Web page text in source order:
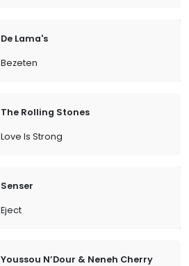
De Lama's
Bezeten
The Rolling Stones
Love Is Strong
Senser
Eject
Youssou N’Dour & Neneh Cherry